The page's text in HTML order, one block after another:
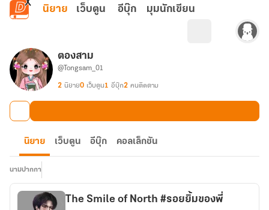
ข้ามไปยังเนื้อหาหลัก
นิยาย เว็บตูน อีบุ๊ก มุมนักเขียน
ตองสาม
@Tongsam_01
2 นิยาย0 เว็บตูน1 อีบุ๊ก2 คนติดตาม
นิยาย เว็บตูน อีบุ๊ก คอลเล็กชัน
นามปากกา
The Smile of North #รอยยิ้มของพี่